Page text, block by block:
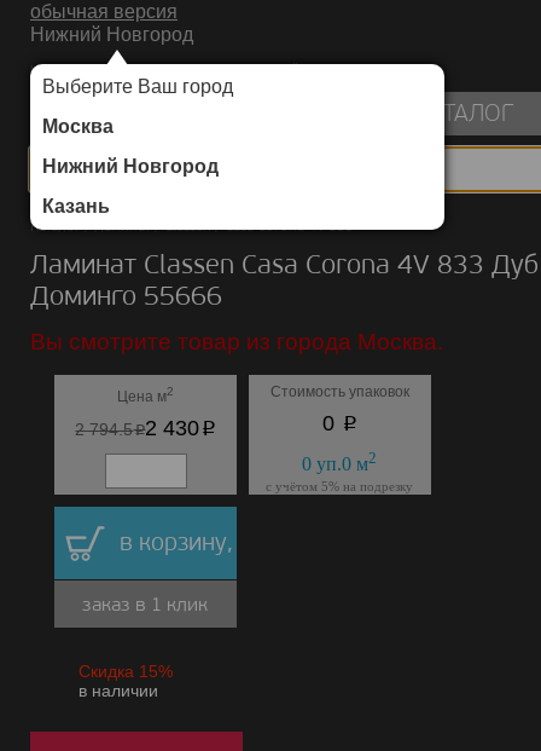
обычная версия
Нижний Новгород
Выберите Ваш город
Москва
Нижний Новгород
Казань
ИНТЕРНЕТ-МАГАЗИН НАПОЛЬНЫХ ПОКРЫТИЙ
КАТАЛОГ
Каталог/Ламинат/Classen/Casa Corona 4V 833
Ламинат Classen Casa Corona 4V 833 Дуб
Доминго 55666
Вы смотрите товар из города Москва.
Цена м2
2 794.5p2 430p
Стоимость упаковок
0 p
0 уп.0 м2
с учётом 5% на подрезку
в корзину,
заказ в 1 клик
Скидка 15%
в наличии